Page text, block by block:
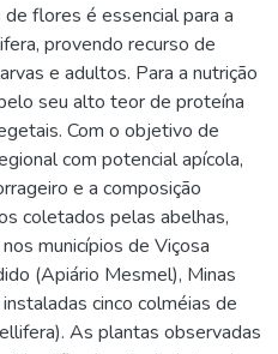
flores é essencial para a
provendo recurso de
e adultos. Para a nutrição
seu alto teor de proteína
Com o objetivo de
com potencial apícola,
e a composição
coletados pelas abelhas,
municípios de Viçosa
(Apiário Mesmel), Minas
cinco colméias de
As plantas observadas